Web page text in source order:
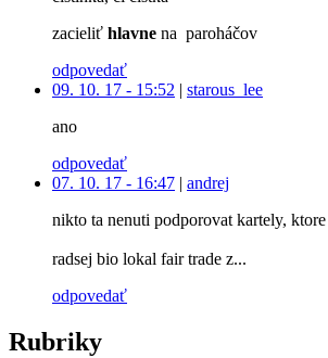
zacieliť hlavne na paroháčov
odpovedať
09. 10. 17 - 15:52 | starous_lee
ano
odpovedať
07. 10. 17 - 16:47 | andrej
nikto ta nenuti podporovat kartely,
radsej bio lokal fair trade z...
odpovedať
Rubriky